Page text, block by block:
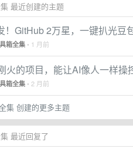
最近创建的主题
！GitHub 2万星，一键扒光豆
箱全集 • 1 月前
火的项目，能让AI像人一样操
箱全集 • 2 月前
集 创建的更多主题
最近回复了